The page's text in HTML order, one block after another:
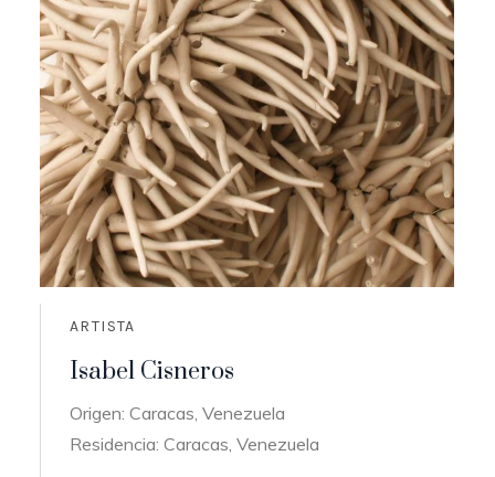
ARTISTA
Isabel Cisneros
Origen: Caracas, Venezuela
Residencia: Caracas, Venezuela